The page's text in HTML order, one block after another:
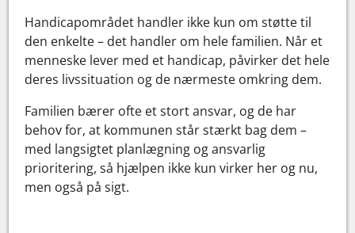
Handicapområdet handler ikke kun om støtte til
den enkelte – det handler om hele familien. Når et
menneske lever med et handicap, påvirker det hele
deres livssituation og de nærmeste omkring dem.
Familien bærer ofte et stort ansvar, og de har
behov for, at kommunen står stærkt bag dem –
med langsigtet planlægning og ansvarlig
prioritering, så hjælpen ikke kun virker her og nu,
men også på sigt.